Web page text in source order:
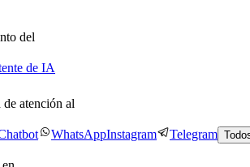
del
de IA
atención al
WhatsAppInstagram Telegram